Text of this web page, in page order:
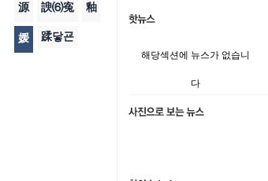
源 諛⑹寃 釉
媛 蹂닿굔
해당섹션에 뉴스가 없습니
다